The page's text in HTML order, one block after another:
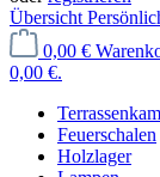
Übersicht
0,00 €
0,00 €.
Feuerschalen
Holzlager